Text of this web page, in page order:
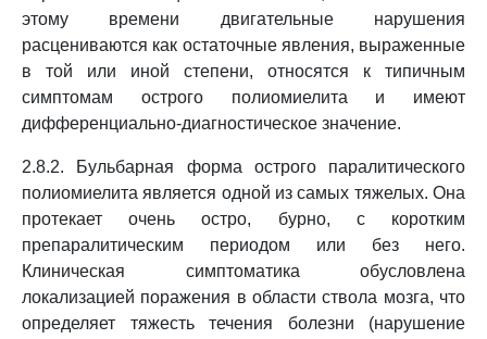
этому времени двигательные нарушения
расцениваются как остаточные явления, выраженные
в той или иной степени, относятся к типичным
симптомам острого полиомиелита и имеют
дифференциально-диагностическое значение.
2.8.2. Бульбарная форма острого паралитического
полиомиелита является одной из самых тяжелых. Она
протекает очень остро, бурно, с коротким
препаралитическим периодом или без него.
Клиническая симптоматика обусловлена
локализацией поражения в области ствола мозга, что
определяет тяжесть течения болезни (нарушение